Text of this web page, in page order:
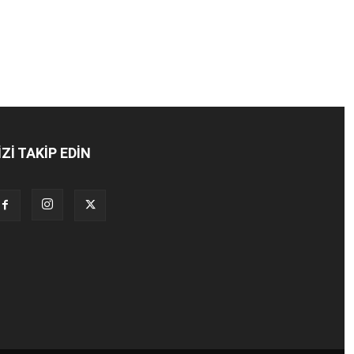
TAKİP EDİN